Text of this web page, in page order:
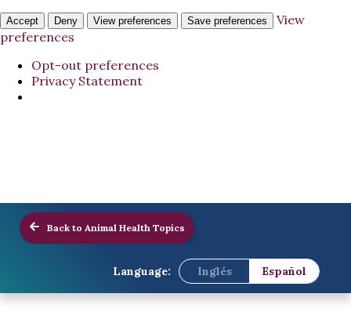
Accept Deny View preferences Save preferences
View
preferences
Opt-out preferences
Privacy Statement
Back to Animal Health Topics
Language: Inglés Español